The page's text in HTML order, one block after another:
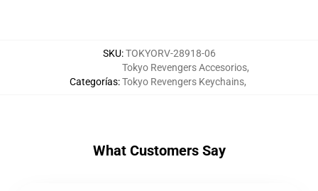
SKU:TOKYORV-28918-06
Categorías:
Tokyo Revengers Accesorios,
Tokyo Revengers Keychains,
What Customers Say